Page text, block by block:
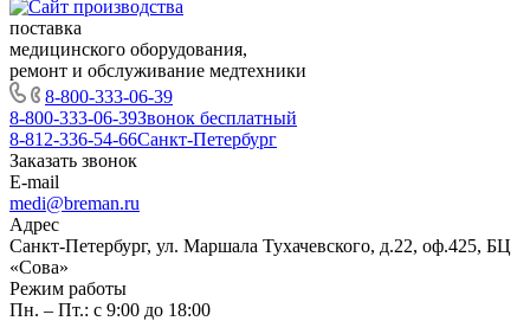
поставка
медицинского оборудования,
ремонт и обслуживание медтехники
8-800-333-06-39
8-800-333-06-39Звонок бесплатный
8-812-336-54-66Санкт-Петербург
Заказать звонок
E-mail
medi@breman.ru
Адрес
Санкт-Петербург, ул. Маршала Тухачевского, д.22, оф.425, БЦ
«Сова»
Режим работы
Пн. – Пт.: с 9:00 до 18:00